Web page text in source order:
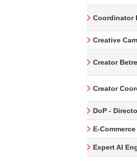
Coordinator
Creative
Creator
Creator
DoP -
E-
Expert AI